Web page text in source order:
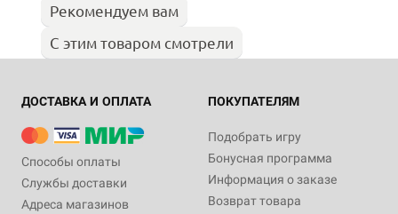
Рекомендуем вам
С этим товаром смотрели
ДОСТАВКА И ОПЛАТА
Способы оплаты
Службы доставки
Адреса магазинов
ПОКУПАТЕЛЯМ
Подобрать игру
Бонусная программа
Информация о заказе
Возврат товара